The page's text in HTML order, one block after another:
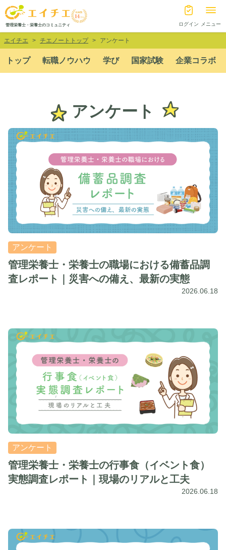
管理栄養士・栄養士のコミュニティ ログイン メニュー
エイチエ チエノートトップ アンケート
トップ 転職ノウハウ 学び 国家試験 企業コラボ
アンケート
アンケート
管理栄養士・栄養士の職場における備蓄品調
査レポート｜災害への備え、最新の実態
2026.06.18
アンケート
管理栄養士・栄養士の行事食（イベント食）
実態調査レポート｜現場のリアルと工夫
2026.06.18